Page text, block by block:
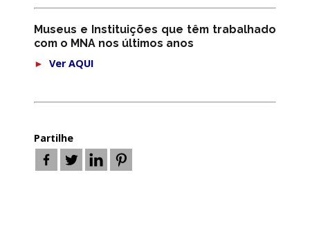
Museus e Instituições que têm trabalhado
com o MNA nos últimos anos
► Ver AQUI
Partilhe